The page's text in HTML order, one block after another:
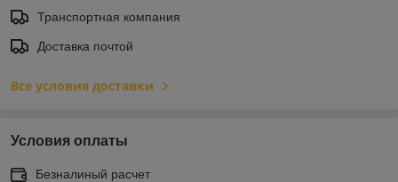
Транспортная компания
Доставка почтой
Все условия доставки
Условия оплаты
Безналиный расчет